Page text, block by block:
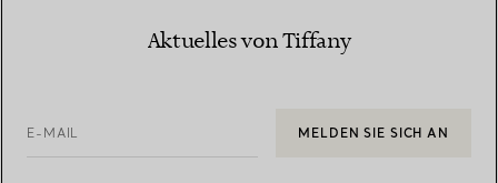
Aktuelles von Tiffany
E-MAIL MELDEN SIE SICH AN